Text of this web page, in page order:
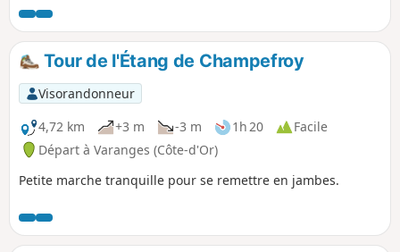
des étangs et des rives de l'Ouche.
Tour de l'Étang de Champefroy
Visorandonneur
4,72 km
+3 m -3 m 1h 20
Facile
Départ à Varanges (Côte-d'Or)
Petite marche tranquille pour se remettre en jambes.